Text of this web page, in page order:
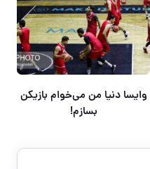
وایسا دنیا من می‌خوام بازیکن
بسازم!